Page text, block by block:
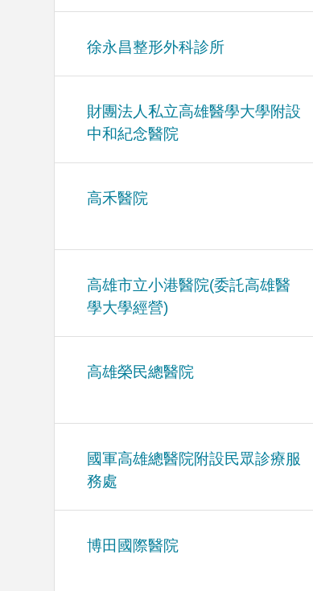
徐永昌整形外科診所
財團法人私立高雄醫學大學附設
中和紀念醫院
高禾醫院
高雄市立小港醫院(委託高雄醫
學大學經營)
高雄榮民總醫院
國軍高雄總醫院附設民眾診療服
務處
博田國際醫院